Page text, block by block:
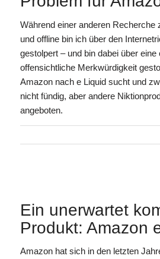
Während einer anderen Recherche
und offline bin ich über den
gestolpert – und bin dabei über eine
offensichtliche Merkwürdigkeit
Amazon nach e Liquid sucht und
nicht fündig, aber andere
angeboten.
Ein unerwartet
Produkt: Amazon
Amazon hat sich in den letzten